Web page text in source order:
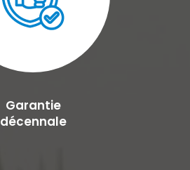
Garantie
décennale